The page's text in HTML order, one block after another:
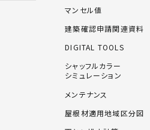
マンセル値
建築確認申請関連資料
DIGITAL TOOLS
シャッフルカラー
シミュレーション
メンテナンス
屋根材適用地域区分図